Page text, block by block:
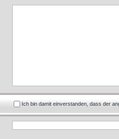
Ich bin damit einverstanden, dass der